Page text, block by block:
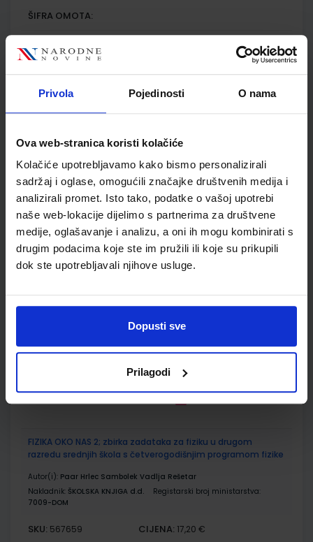
Privola Pojedinosti O nama
Ova web-stranica koristi kolačiće
Kolačiće upotrebljavamo kako bismo personalizirali
sadržaj i oglase, omogućili značajke društvenih medija i
analizirali promet. Isto tako, podatke o vašoj upotrebi
naše web-lokacije dijelimo s partnerima za društvene
medije, oglašavanje i analizu, a oni ih mogu kombinirati s
drugim podacima koje ste im pružili ili koje su prikupili
dok ste upotrebljavali njihove usluge.
Dopusti sve
Prilagodi
ŠIFRA OMOTA:
BIOLOGIJA 2; radna bilježnica iz biologije za drugi razred
gimnazije
Nakladnik:
ALFA d.d. Registarski broj ministarstva:
SKU:567645 CIJENA:13,00 €
ŠIFRA OMOTA:
Udžbenik
FIZIKA OKO NAS 2; udžbenik fizike s dodatnim digitalnim
Udžbenik
FIZIKA OKO NAS 2; zbirka zadataka za fiziku u drugom
razredu srednjih škola s četverogodišnjim programom fizike
Autor(i): Paar Hrlec Sambolek Vadlja Rešetar
Nakladnik: ŠKOLSKA KNJIGA d.d.
Registarski broj ministarstva:
7009-DOM
SKU: 567659 CIJENA: 17,20 €